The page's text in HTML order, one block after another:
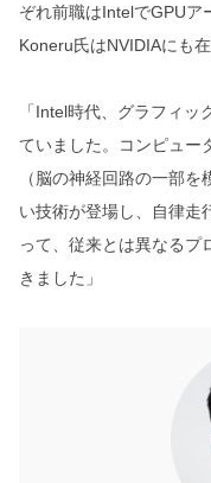
ぞれ前職はIntelでGPUア
Koneru氏はNVIDIAにも在
「Intel時代、グラフィ
ていました。コンピュー
（脳の神経回路の一部
い技術が登場し、自律走
って、従来とは異なるプ
きました」